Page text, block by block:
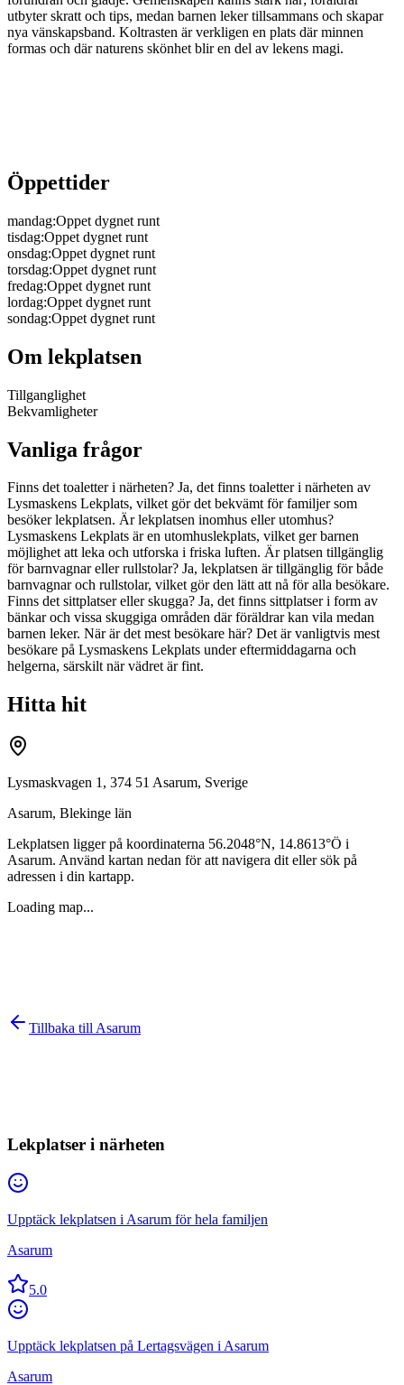
utbyter skratt och tips, medan barnen leker tillsammans och skapar
nya vänskapsband. Koltrasten är verkligen en plats där minnen
formas och där naturens skönhet blir en del av lekens magi.
Öppettider
mandag:Oppet dygnet runt
tisdag:Oppet dygnet runt
onsdag:Oppet dygnet runt
torsdag:Oppet dygnet runt
fredag:Oppet dygnet runt
lordag:Oppet dygnet runt
sondag:Oppet dygnet runt
Om lekplatsen
Tillganglighet
Bekvamligheter
Vanliga frågor
Finns det toaletter i närheten? Ja, det finns toaletter i närheten av
Lysmaskens Lekplats, vilket gör det bekvämt för familjer som
besöker lekplatsen. Är lekplatsen inomhus eller utomhus?
Lysmaskens Lekplats är en utomhuslekplats, vilket ger barnen
möjlighet att leka och utforska i friska luften. Är platsen tillgänglig
för barnvagnar eller rullstolar? Ja, lekplatsen är tillgänglig för både
barnvagnar och rullstolar, vilket gör den lätt att nå för alla besökare.
Finns det sittplatser eller skugga? Ja, det finns sittplatser i form av
bänkar och vissa skuggiga områden där föräldrar kan vila medan
barnen leker. När är det mest besökare här? Det är vanligtvis mest
besökare på Lysmaskens Lekplats under eftermiddagarna och
helgerna, särskilt när vädret är fint.
Hitta hit
Lysmaskvagen 1, 374 51 Asarum, Sverige
Asarum, Blekinge län
Lekplatsen ligger på koordinaterna 56.2048°N, 14.8613°Ö i
Asarum. Använd kartan nedan för att navigera dit eller sök på
adressen i din kartapp.
Loading map...
Tillbaka till Asarum
Lekplatser i närheten
Upptäck lekplatsen i Asarum för hela familjen
Asarum
5.0
Upptäck lekplatsen på Lertagsvägen i Asarum
Asarum